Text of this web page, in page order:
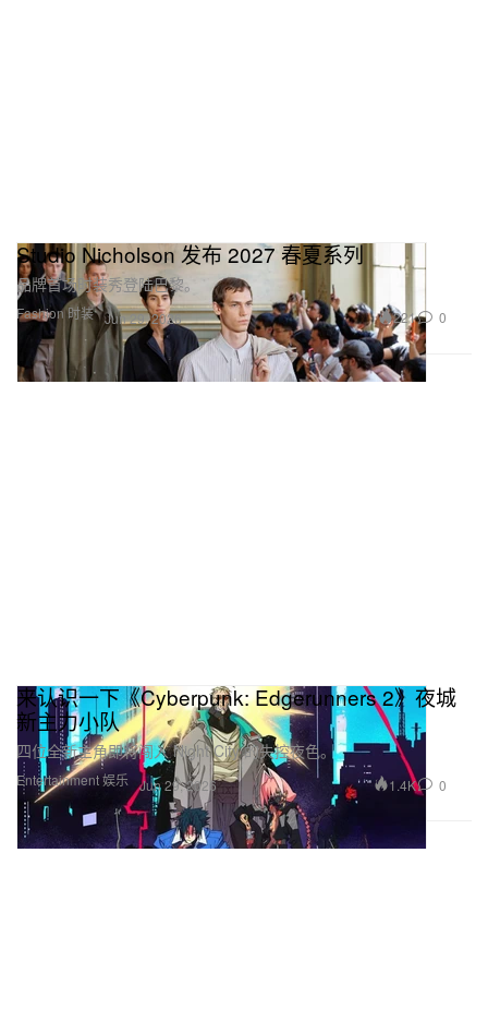
Fashion 时装
Studio Nicholson 发布 2027 春夏系列
品牌首场时装秀登陆巴黎。
Jun 29, 2026 221 0
Entertainment 娱乐
来认识一下《Cyberpunk: Edgerunners 2》夜城
新主力小队
四位全新主角即将闯入 Night City 的失控夜色。
Jun 29, 2026 1.4K 0